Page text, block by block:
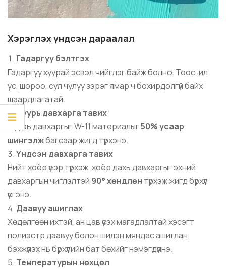
Хэрэглэх үндсэн дараалал
Гадаргуу бэлтгэх
Гадаргуу хуурай эсвэл чийглэг байж болно. Тоос, ил
ус, шороо, сул чулуу зэрэг ямар ч бохирдолгүй байх
шаардлагатай.
Суурь давхарга тавих
Суурь давхаргыг W-11 материалыг50% усаар
шингэлжбагсаар жигд түрхэнэ.
Үндсэн давхарга тавих
Нийт хоёр үеэр түрхэж, хоёр дахь давхаргыг эхний
давхаргын чиглэлтэй 90° хөндлөн түрхэж жигд бүрхүүл
үүсгэнэ.
Даавуу ашиглах
Хөдөлгөөн ихтэй, ан цав үүсэх магадлалтай хэсэгт
полиэстр даавуу болон шилэн мяндас ашиглан
бэхжүүлэх нь бүрхүүлийн бат бөхийг нэмэгдүүлнэ.
Температурын нөхцөл